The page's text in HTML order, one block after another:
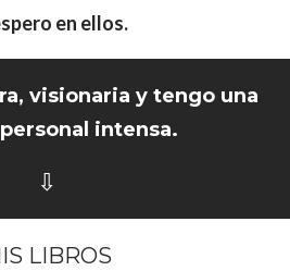
en ellos.
visionaria y tengo una
intensa.
⇩
LIBROS